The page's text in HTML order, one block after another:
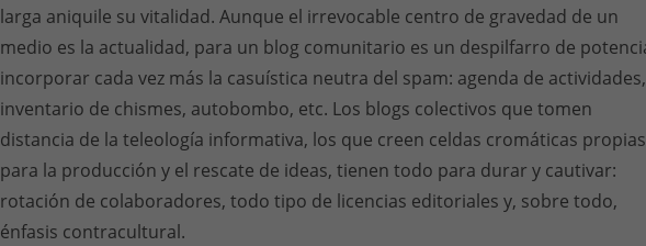
larga aniquile su vitalidad. Aunque el irrevocable centro de gravedad de un
medio es la actualidad, para un blog comunitario es un despilfarro de
incorporar cada vez más la casuística neutra del spam: agenda de actividades,
inventario de chismes, autobombo, etc. Los blogs colectivos que tomen
distancia de la teleología informativa, los que creen celdas cromáticas propias
para la producción y el rescate de ideas, tienen todo para durar y cautivar:
rotación de colaboradores, todo tipo de licencias editoriales y, sobre todo,
énfasis contracultural.